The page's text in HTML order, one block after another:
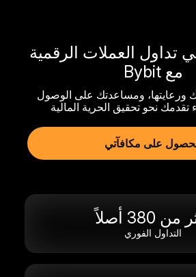
تداول العملات الرقمية
مع Bybit
ورعايتها، ومساعدتك على الوصول
تقدمك نحو تحقيق الحرية المالية
على مكافآتي
380 أصلاً
التداول الفوري